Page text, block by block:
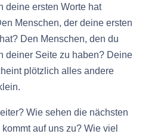
deine ersten Worte hat
Menschen, der deine ersten
Den Menschen, den du
deiner Seite zu haben? Deine
plötzlich alles andere
Wie sehen die nächsten
auf uns zu? Wie viel